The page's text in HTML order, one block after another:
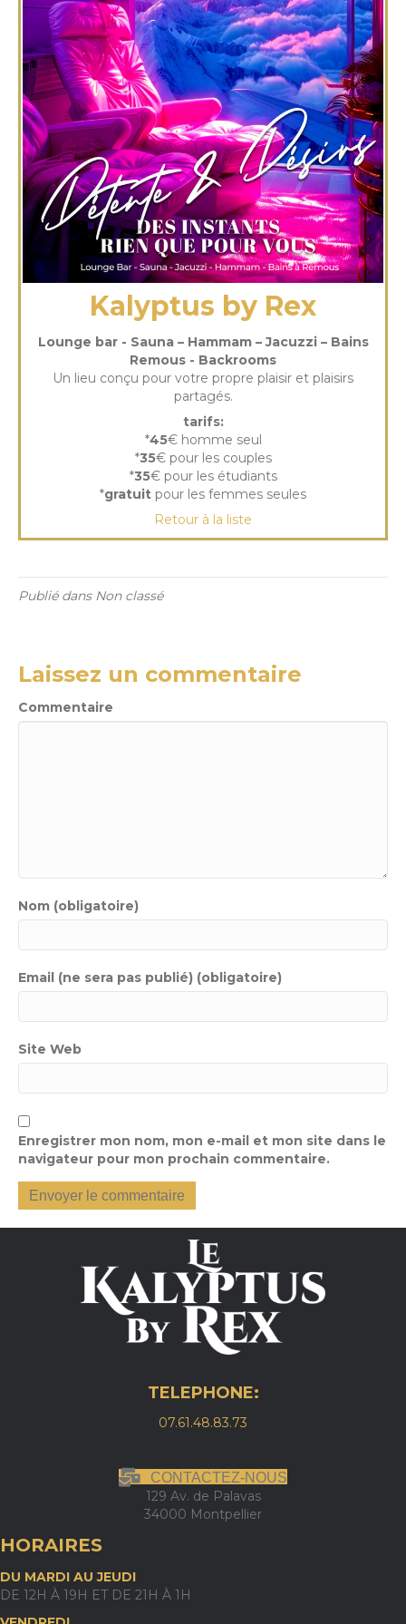
Kalyptus by Rex
Lounge bar - Sauna – Hammam – Jacuzzi – Bains
Remous - Backrooms
Un lieu conçu pour votre propre plaisir et plaisirs
partagés.
tarifs:
*45€ homme seul
*35€ pour les couples
*35€ pour les étudiants
*gratuit pour les femmes seules
Retour à la liste
Publié dans Non classé
Laissez un commentaire
Commentaire
Nom (obligatoire)
Email (ne sera pas publié) (obligatoire)
Site Web
Enregistrer mon nom, mon e-mail et mon site dans le
navigateur pour mon prochain commentaire.
TELEPHONE:
07.61.48.83.73
CONTACTEZ-NOUS
129 Av. de Palavas
34000 Montpellier
HORAIRES
DU MARDI AU JEUDI
DE 12H À 19H ET DE 21H À 1H